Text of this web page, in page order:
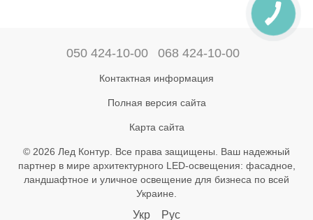
050 424-10-00 068 424-10-00
Контактная информация
Полная версия сайта
Карта сайта
© 2026 Лед Контур. Все права защищены. Ваш надежный
партнер в мире архитектурного LED-освещения: фасадное,
ландшафтное и уличное освещение для бизнеса по всей
Украине.
Укр Рус